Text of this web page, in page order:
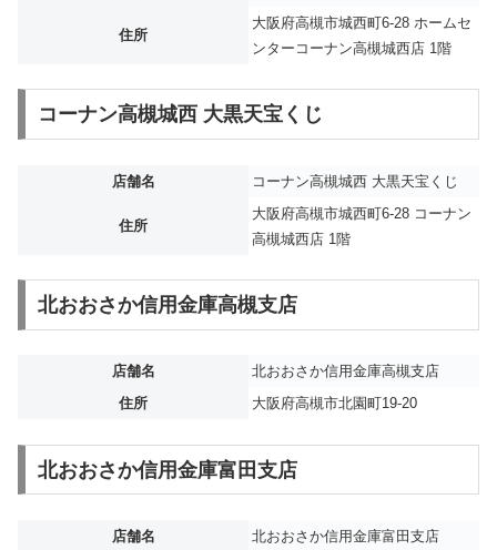
住所
大阪府高槻市城西町6-28 ホームセ
ンターコーナン高槻城西店 1階
コーナン高槻城西 大黒天宝くじ
店舗名 コーナン高槻城西 大黒天宝くじ
住所
大阪府高槻市城西町6-28 コーナン
高槻城西店 1階
北おおさか信用金庫高槻支店
店舗名
北おおさか信用金庫高槻支店
住所
大阪府高槻市北園町19-20
北おおさか信用金庫富田支店
店舗名
北おおさか信用金庫富田支店